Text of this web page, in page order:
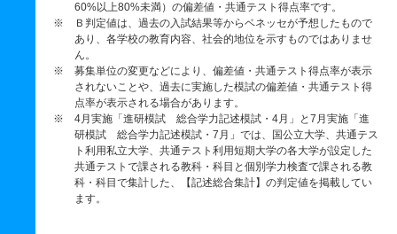
60%以上80%未満）の偏差値・共通テスト得点率です。
※ Ｂ判定値は、過去の入試結果等からベネッセが予想したもので
あり、各学校の教育内容、社会的地位を示すものではありませ
ん。
※ 募集単位の変更などにより、偏差値・共通テスト得点率が表示
されないことや、過去に実施した模試の偏差値・共通テスト得
点率が表示される場合があります。
※ 4月実施「進研模試 総合学力記述模試・4月」と7月実施「進
研模試 総合学力記述模試・7月」では、国公立大学、共通テス
ト利用私立大学、共通テスト利用短期大学の各大学が設定した
共通テストで課される教科・科目と個別学力検査で課される教
科・科目で集計した、【記述総合集計】の判定値を掲載してい
ます。